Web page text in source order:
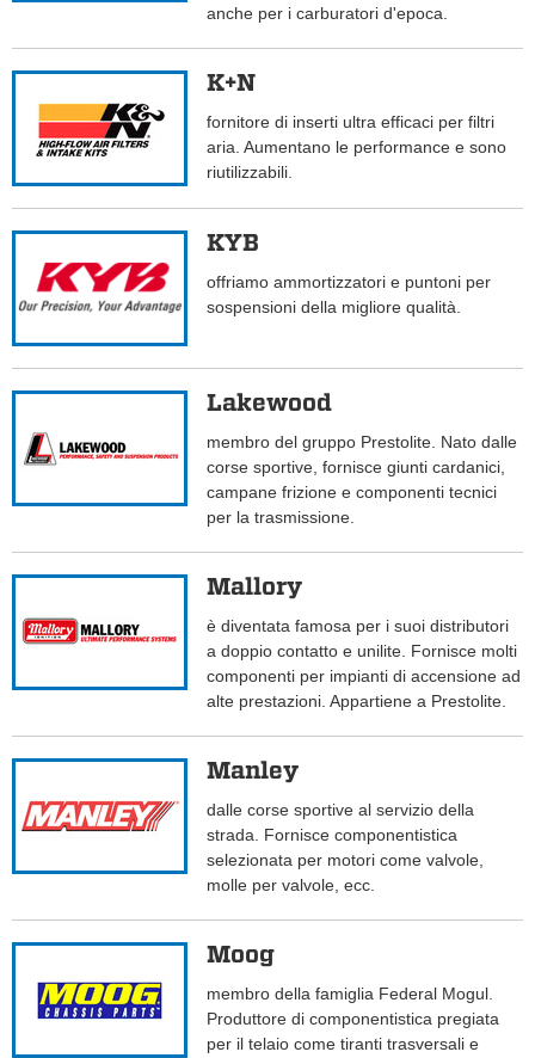
anche per i carburatori d'epoca.
K+N
fornitore di inserti ultra efficaci per filtri
aria. Aumentano le performance e sono
riutilizzabili.
KYB
offriamo ammortizzatori e puntoni per
sospensioni della migliore qualità.
Lakewood
membro del gruppo Prestolite. Nato dalle
corse sportive, fornisce giunti cardanici,
campane frizione e componenti tecnici
per la trasmissione.
Mallory
è diventata famosa per i suoi distributori
a doppio contatto e unilite. Fornisce molti
componenti per impianti di accensione ad
alte prestazioni. Appartiene a Prestolite.
Manley
dalle corse sportive al servizio della
strada. Fornisce componentistica
selezionata per motori come valvole,
molle per valvole, ecc.
Moog
membro della famiglia Federal Mogul.
Produttore di componentistica pregiata
per il telaio come tiranti trasversali e